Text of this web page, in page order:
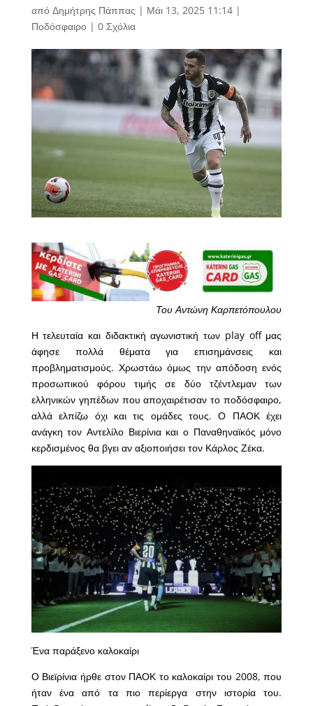
από Δημήτρης Πάππας | Μάι 13, 2025 11:14|
Ποδόσφαιρο| 0 Σχόλια
Του Αντώνη Καρπετόπουλου
Η τελευταία και διδακτική αγωνιστική των play off μας
άφησε πολλά θέματα για επισημάνσεις και
προβληματισμούς. Χρωστάω όμως την απόδοση ενός
προσωπικού φόρου τιμής σε δύο τζέντλεμαν των
ελληνικών γηπέδων που αποχαιρέτισαν το ποδόσφαιρο,
αλλά ελπίζω όχι και τις ομάδες τους. Ο ΠΑΟΚ έχει
ανάγκη τον Αντελίλο Βιερίνια και ο Παναθηναϊκός μόνο
κερδισμένος θα βγει αν αξιοποιήσει τον Κάρλος Ζέκα.
Ένα παράξενο καλοκαίρι
Ο Βιεϊρίνια ήρθε στον ΠΑΟΚ το καλοκαίρι του 2008, που
ήταν ένα από τα πιο περίεργα στην ιστορία του.